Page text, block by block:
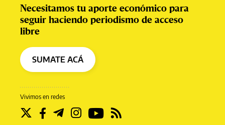
Vivimos en redes
Necesitamos tu aporte económico para
seguir haciendo periodismo de acceso
libre
SUMATE ACÁ